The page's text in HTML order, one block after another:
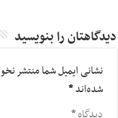
دیدگاهتان را بنویسید
نشانی ایمیل شما منتشر
شده‌اند*